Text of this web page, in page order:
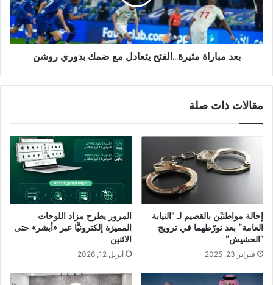
بعد مباراة مثيرة...الفتح يتعادل مع ضمك بدوري روشن
مقالات ذات صلة
إحالة مواطنَيْن بالقصيم لـ “النيابة
العامة” بعد تورّطهما في ترويج
“الحشيش”
فبراير 23, 2025
المرور يطرح مزاد اللوحات
المميزة إلكترونيًّا عبر «أبشر» حتى
الاثنين
أبريل 12, 2026